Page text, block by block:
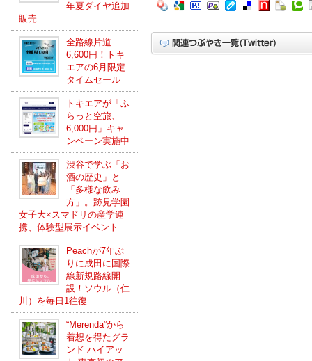
年夏ダイヤ追加
販売
全路線片道
6,600円！トキ
エアの6月限定
タイムセール
トキエアが「ふ
らっと空旅、
6,000円」キャ
ンペーン実施中
渋谷で学ぶ「お
酒の歴史」と
「多様な飲み
方」。跡見学園
女子大×スマドリの産学連
携、体験型展示イベント
Peachが7年ぶ
りに成田に国際
線新規路線開
設！ソウル（仁
川）を毎日1往復
“Merenda”から
着想を得たグラ
ンド ハイアッ